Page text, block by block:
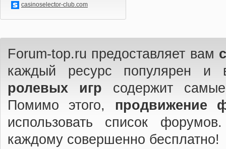
casinoselector-club.com
Forum-top.ru предоставляет вам
каждый ресурс популярен
ролевых игр содержит
Помимо этого, продвижение
использовать список
каждому совершенно бесплатно!